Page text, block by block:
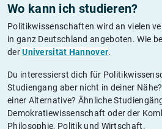
Wo kann ich studieren?
Politikwissenschaften wird an vielen
in ganz Deutschland angeboten. Wie
derUniversität Hannover.
Du interessierst dich für
Studiengang aber nicht in deiner
einer Alternative? Ähnliche
Demokratiewissenschaft oder der
Philosophie, Politik und Wirtschaft.